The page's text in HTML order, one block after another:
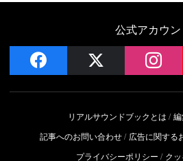
公式アカウン
facebook
リアルサウンドブックとは
記事へのお問い合わせ
広告に関する
プライバシーポリシー
ク